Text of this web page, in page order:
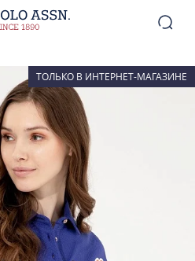
ТОЛЬКО В ИНТЕРНЕТ-МАГАЗИНЕ